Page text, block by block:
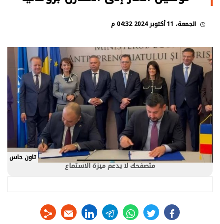
الجمعة، 11 أكتوبر 2024 04:32 م
تاون جاس
متصفحك لا يدعم ميزة الاستماع
facebook
twitter
whats
telegram
linkedin